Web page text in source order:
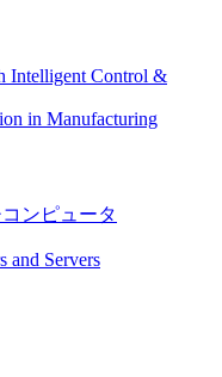
Intelligent Control &
in Manufacturing
ンピュータ
and Servers